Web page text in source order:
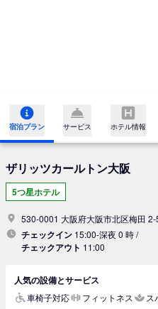
宿泊プラン サービス ホテル情報
ザリッツカールトン大阪
5つ星ホテル
530-0001 大阪府大阪市北区梅田 2-
チェックイン 15:00-深夜 0 時 /
チェックアウト 11:00
人気の設備とサービス
車椅子対応
フィットネス ス